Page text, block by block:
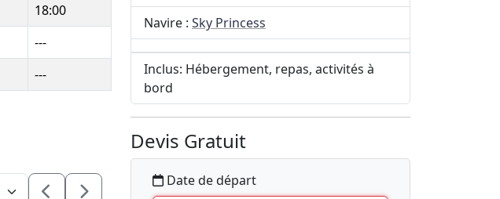
18:00
---
---
Navire : Sky Princess
Inclus: Hébergement, repas, activités à
bord
Devis Gratuit
Date de départ